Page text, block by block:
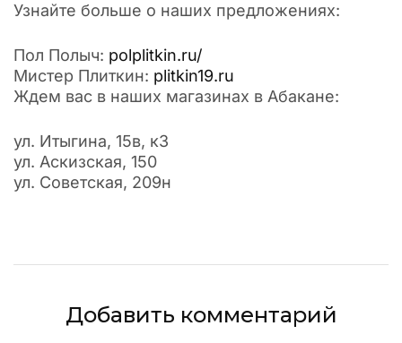
Узнайте больше о наших предложениях:
Пол Полыч: polplitkin.ru/
Мистер Плиткин: plitkin19.ru
Ждем вас в наших магазинах в Абакане:
ул. Итыгина, 15в, к3
ул. Аскизская, 150
ул. Советская, 209н
Добавить комментарий